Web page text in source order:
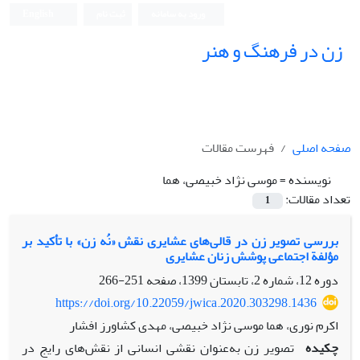
زن در فرهنگ و هنر
صفحه اصلی
فهرست مقالات
نویسنده =موسی نژاد خبیصی، هما
تعداد مقالات:
1
بررسی تصویر زن در قالی‌های عشایری نقش «نُه‌ زن» با تأکید بر
مؤلفة اجتماعی پوشش زنان عشایری
دوره 12، شماره 2، تابستان 1399، صفحه
251-266
https://doi.org/10.22059/jwica.2020.303298.1436
اکرم نوری، هما موسی نژاد خبیصی، مهدی کشاورز افشار
چکیده تصویر زن به‌عنوان نقشی انسانی از نقش‌های رایج در